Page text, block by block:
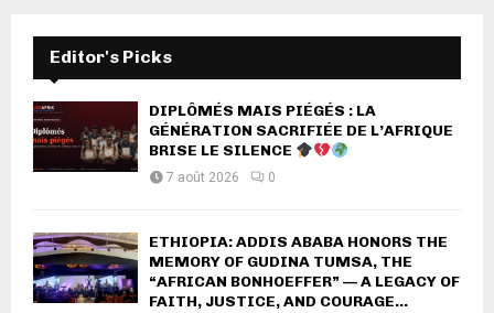
Editor's Picks
DIPLÔMÉS MAIS PIÉGÉS : LA
GÉNÉRATION SACRIFIÉE DE L’AFRIQUE
BRISE LE SILENCE
7 août 2026 0
ETHIOPIA: ADDIS ABABA HONORS THE
MEMORY OF GUDINA TUMSA, THE
“AFRICAN BONHOEFFER” — A LEGACY OF
FAITH, JUSTICE, AND COURAGE...